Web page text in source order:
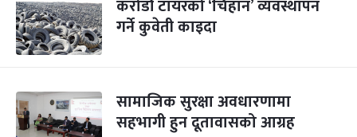
करोडौं टायरको ‘चिहान’ व्यवस्थापन
गर्ने कुवेती काइदा
सामाजिक सुरक्षा अवधारणामा
सहभागी हुन दूतावासको आग्रह